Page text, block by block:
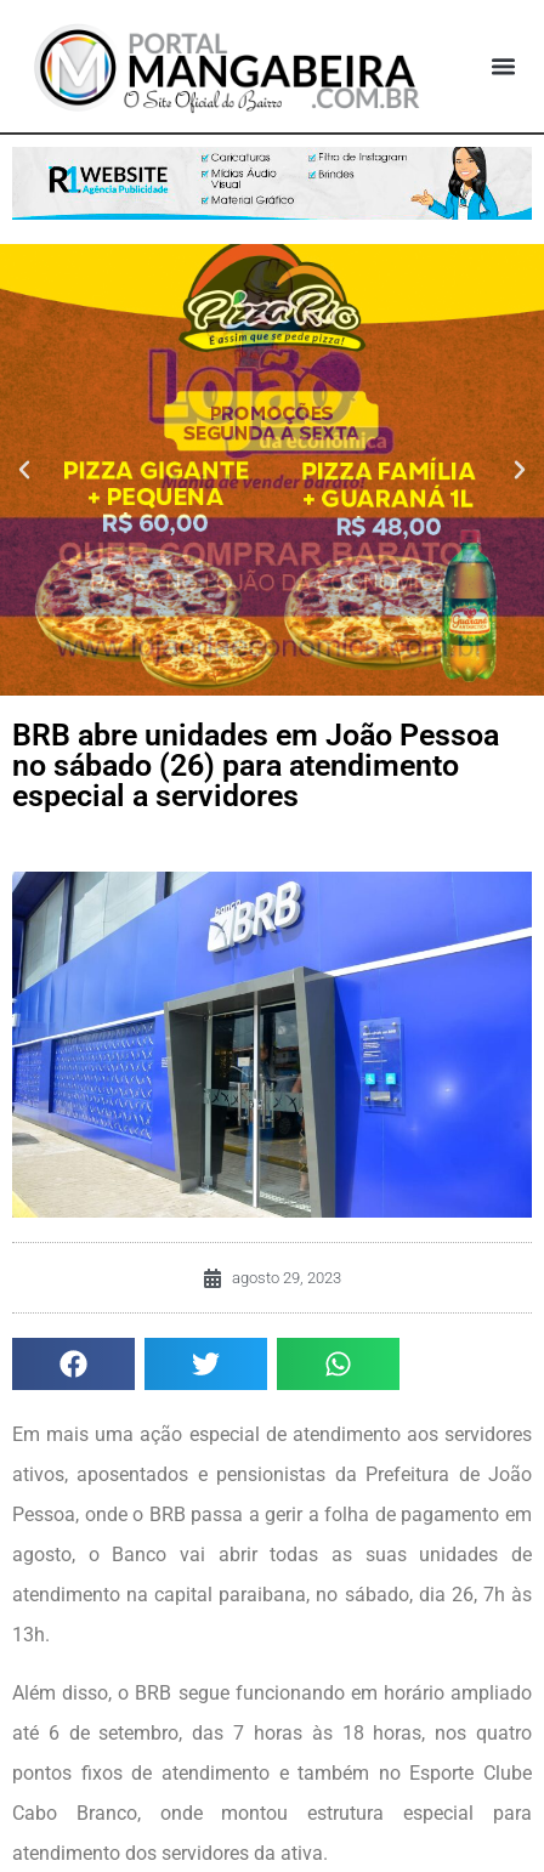
BRB abre unidades em João Pessoa
no sábado (26) para atendimento
especial a servidores
agosto 29, 2023
Em mais uma ação especial de atendimento aos servidores
ativos, aposentados e pensionistas da Prefeitura de João
Pessoa, onde o BRB passa a gerir a folha de pagamento em
agosto, o Banco vai abrir todas as suas unidades de
atendimento na capital paraibana, no sábado, dia 26, 7h às
13h.
Além disso, o BRB segue funcionando em horário ampliado
até 6 de setembro, das 7 horas às 18 horas, nos quatro
pontos fixos de atendimento e também no Esporte Clube
Cabo Branco, onde montou estrutura especial para
atendimento dos servidores da ativa.